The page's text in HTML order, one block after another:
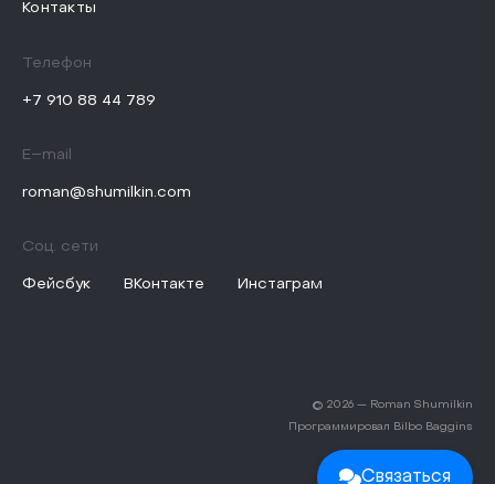
Контакты
Телефон
+7 910 88 44 789
E–mail
roman@shumilkin.com
Соц. сети
Фейсбук ВКонтакте Инстаграм
© 2026 — Roman Shumilkin
Программировал Bilbo Baggins
Связаться